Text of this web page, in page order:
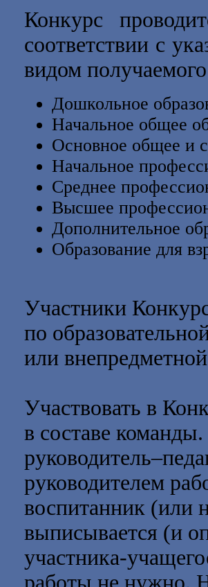
Конкурс
соответствии с
видом
Дошкольное
Начальное общее
Основное общее и
Начальное
Среднее
Высшее
Дополнительное
Образование для
Участники
по
или
Участвовать в
в составе
руководителем
воспитанник (или
выписывается (и
участника-